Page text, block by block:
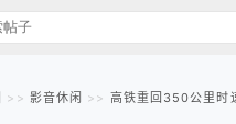
影音休闲 高铁重回350公里时